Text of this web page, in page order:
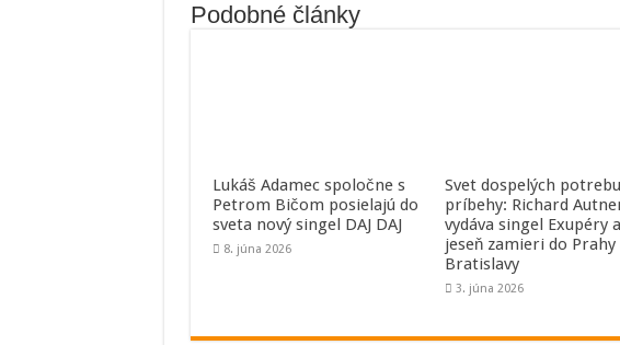
Podobné články
Lukáš Adamec spoločne s
Petrom Bičom posielajú do
sveta nový singel DAJ DAJ
8. júna 2026
Svet dospelých
príbehy: Richard
vydáva singel Exupéry
jeseň zamieri do Prahy
Bratislavy
3. júna 2026